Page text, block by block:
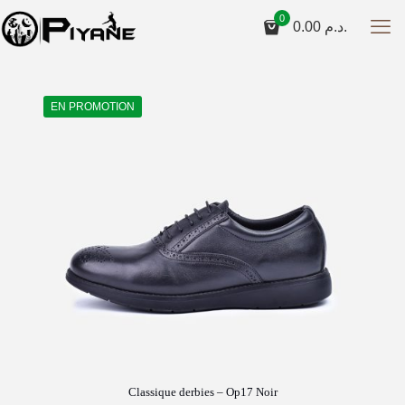
0
0.00 د.م.
EN PROMOTION
Classique derbies – Op17 Noir